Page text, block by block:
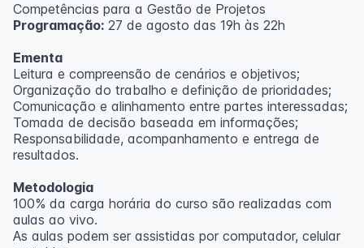
Competências para a Gestão de Projetos
Programação: 27 de agosto das 19h às 22h
Ementa
Leitura e compreensão de cenários e objetivos;
Organização do trabalho e definição de prioridades;
Comunicação e alinhamento entre partes interessadas;
Tomada de decisão baseada em informações;
Responsabilidade, acompanhamento e entrega de
resultados.
Metodologia
100% da carga horária do curso são realizadas com
aulas ao vivo.
As aulas podem ser assistidas por computador, celular